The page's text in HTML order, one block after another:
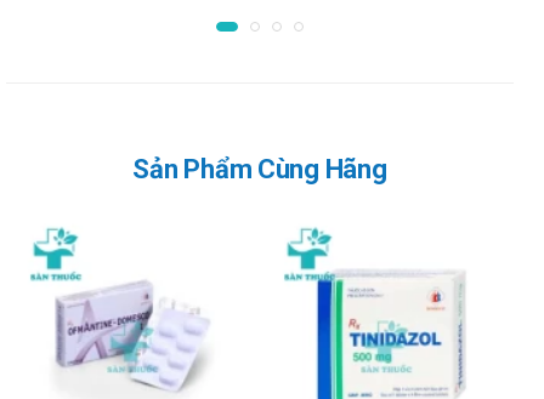
đang cho con bú
hành máy móc
Tham khảo ý kiến bác sĩ trước khi dùng sản phẩm cho người
lái xe và vận hành máy móc.
Tác dụng phụ của Loratadin 10mg
Domesco
Mệt mỏi, buồn nôn, đau đầu, mạch nhanh, ngất, rối loạn tiêu
Sản Phẩm Cùng Hãng